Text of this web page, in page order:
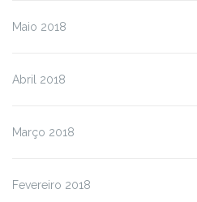
Maio 2018
Abril 2018
Março 2018
Fevereiro 2018